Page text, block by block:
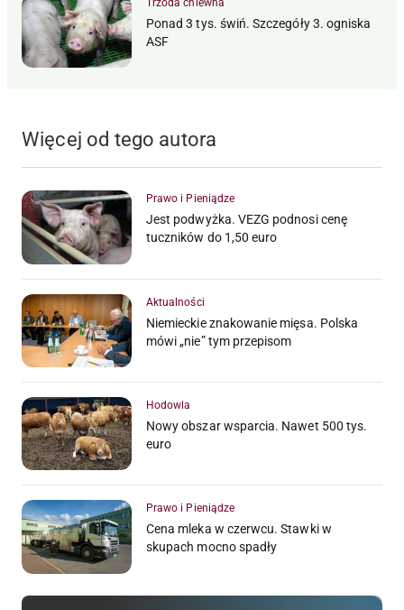
Trzoda chlewna
Ponad 3 tys. świń. Szczegóły 3. ogniska
ASF
Więcej od tego autora
Prawo i Pieniądze
Jest podwyżka. VEZG podnosi cenę
tuczników do 1,50 euro
Aktualności
Niemieckie znakowanie mięsa. Polska
mówi „nie” tym przepisom
Hodowla
Nowy obszar wsparcia. Nawet 500 tys.
euro
Prawo i Pieniądze
Cena mleka w czerwcu. Stawki w
skupach mocno spadły